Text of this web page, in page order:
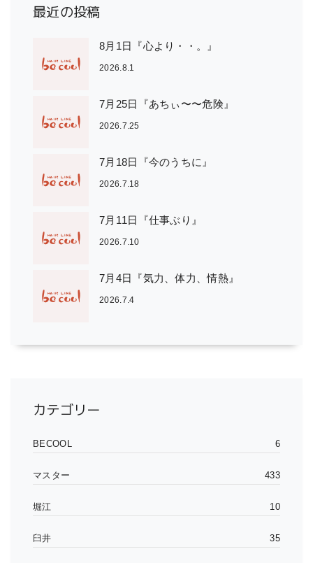
最近の投稿
8月1日『心より・・。』
2026.8.1
7月25日『あちぃ〜〜危険』
2026.7.25
7月18日『今のうちに』
2026.7.18
7月11日『仕事ぶり』
2026.7.10
7月4日『気力、体力、情熱』
2026.7.4
カテゴリー
BECOOL 6
マスター 433
堀江 10
臼井 35